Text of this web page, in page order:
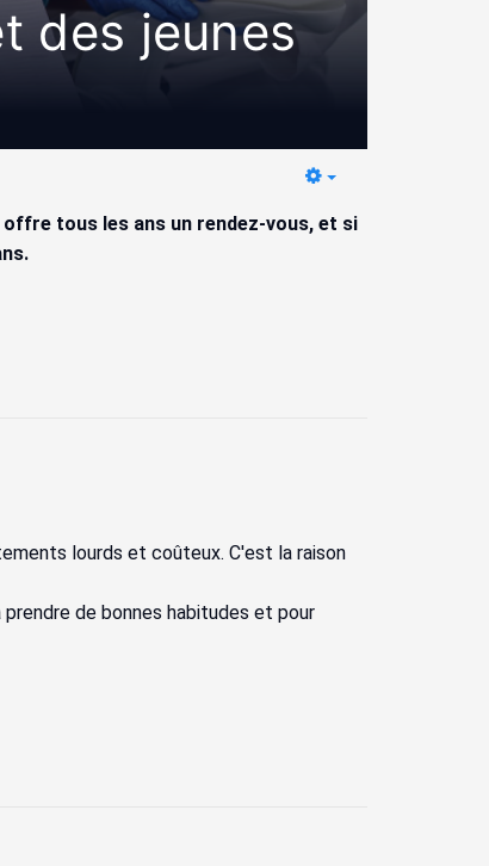
des jeunes
tous les ans un rendez-vous, et si
lourds et coûteux. C'est la raison
de bonnes habitudes et pour